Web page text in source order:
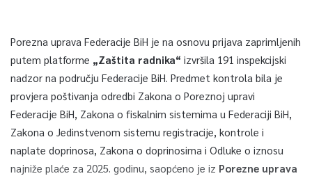
Porezna uprava Federacije BiH je na osnovu prijava zaprimljenih
putem platforme „Zaštita radnika“ izvršila 191 inspekcijski
nadzor na području Federacije BiH. Predmet kontrola bila je
provjera poštivanja odredbi Zakona o Poreznoj upravi
Federacije BiH, Zakona o fiskalnim sistemima u Federaciji BiH,
Zakona o Jedinstvenom sistemu registracije, kontrole i
naplate doprinosa, Zakona o doprinosima i Odluke o iznosu
najniže plaće za 2025. godinu, saopćeno je iz Porezne uprava